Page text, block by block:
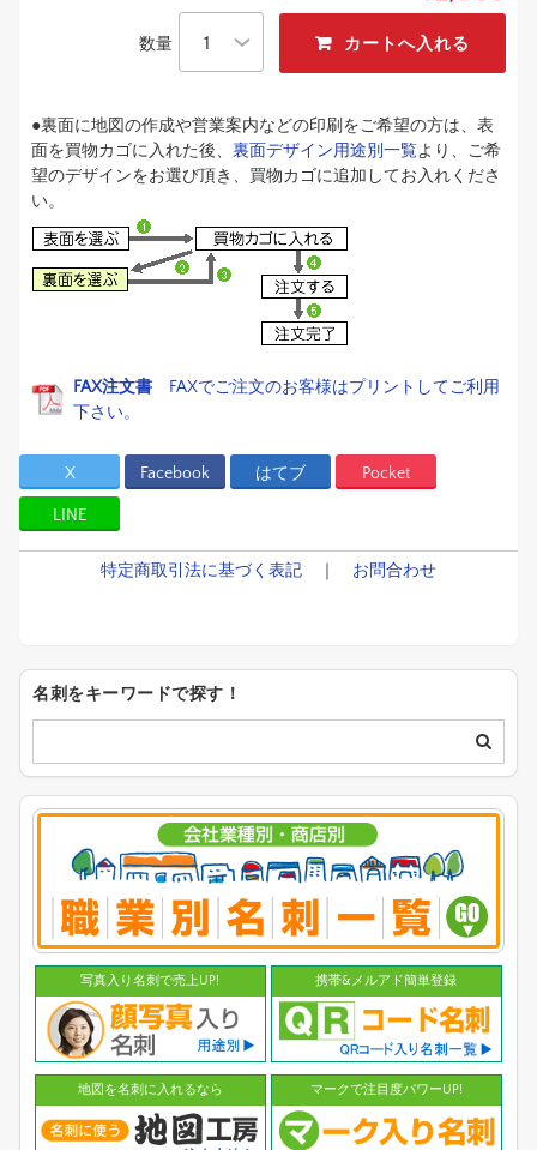
数量
●裏面に地図の作成や営業案内などの印刷をご希望の方は、表
面を買物カゴに入れた後、 裏面デザイン用途別一覧より、ご希
望のデザインをお選び頂き、買物カゴに追加してお入れくださ
い。
FAX注文書 FAXでご注文のお客様はプリントしてご利用
下さい。
X Facebook はてブ Pocket
LINE
特定商取引法に基づく表記 お問合わせ
名刺をキーワードで探す！
写真入り名刺で売上UP! 携帯&メルアド簡単登録
地図を名刺に入れるなら マークで注目度パワーUP!